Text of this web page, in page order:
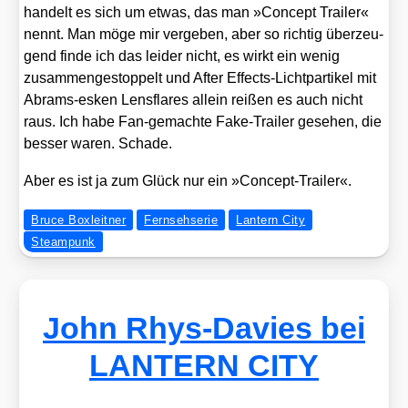
han­delt es sich um etwas, das man »Con­cept Trai­ler«
nennt. Man möge mir ver­ge­ben, aber so rich­tig über­zeu­
gend fin­de ich das lei­der nicht, es wirkt ein wenig
zusam­men­ge­stop­pelt und After Effects-Licht­par­ti­kel mit
Abrams-esken Lens­fla­res allein rei­ßen es auch nicht
raus. Ich habe Fan-gemach­te Fake-Trai­ler gese­hen, die
bes­ser waren. Scha­de.
Aber es ist ja zum Glück nur ein »Con­cept-Trai­ler«.
Bruce Boxleitner Fernsehserie
Lantern City
Steampunk
John Rhys-Davies bei
LANTERN CITY